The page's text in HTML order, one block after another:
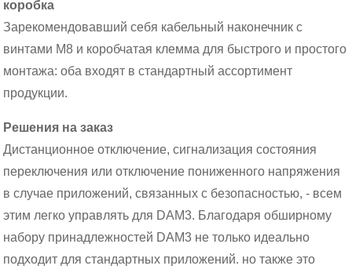
коробка
Зарекомендовавший себя кабельный наконечник с
винтами M8 и коробчатая клемма для быстрого и простого
монтажа: оба входят в стандартный ассортимент
продукции.
Решения на заказ
Дистанционное отключение, сигнализация состояния
переключения или отключение пониженного напряжения
в случае приложений, связанных с безопасностью, - всем
этим легко управлять для DAM3. Благодаря обширному
набору принадлежностей DAM3 не только идеально
подходит для стандартных приложений. но также это